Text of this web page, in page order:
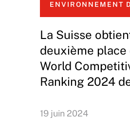
ENVIRONNEMENT
La Suisse
deuxième place
World
Ranking 2024
19 juin 2024